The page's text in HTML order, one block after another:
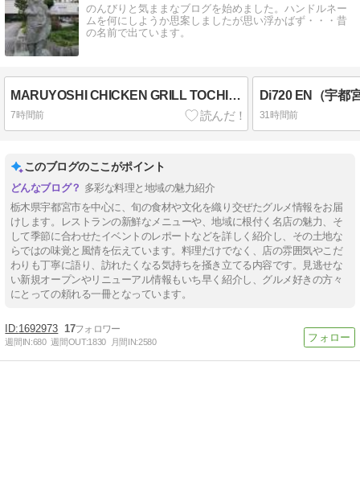
のんびりと気ままなブログを始めました。ハンドルネー
ムを何にしようか思案しましたが思い浮かばず・・・昔
の名前で出ています。
MARUYOSHI CHICKEN GRILL TOCHIGI（栃木市）
7時間前
Di720 EN（宇都
31時間前
このブログのここがポイント
多彩な料理と地域の魅力紹介
栃木県宇都宮市を中心に、旬の食材や文化を織り交ぜたグルメ情報をお届
けします。レストランの新鮮なメニューや、地域に根付く名店の魅力、そ
して季節に合わせたイベントのレポートなどを詳しく紹介し、その土地な
らではの味覚と風情を伝えています。料理だけでなく、店の雰囲気やこだ
わりも丁寧に語り、訪れたくなる気持ちを掻き立てる内容です。見逃せな
い新規オープンやリニューアル情報もいち早く紹介し、グルメ好きの方々
にとっての頼れる一冊となっています。
1692973 17
週間IN:680 週間OUT:1830 月間IN:2580